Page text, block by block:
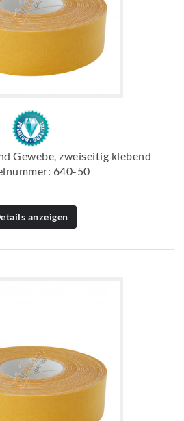
Gewebe, zweiseitig klebend
640-50
anzeigen